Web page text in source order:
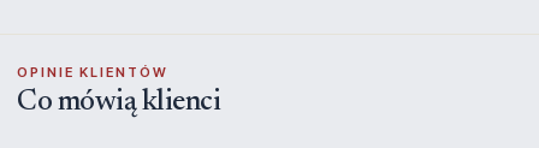
OPINIE KLIENTÓW
Co mówią klienci